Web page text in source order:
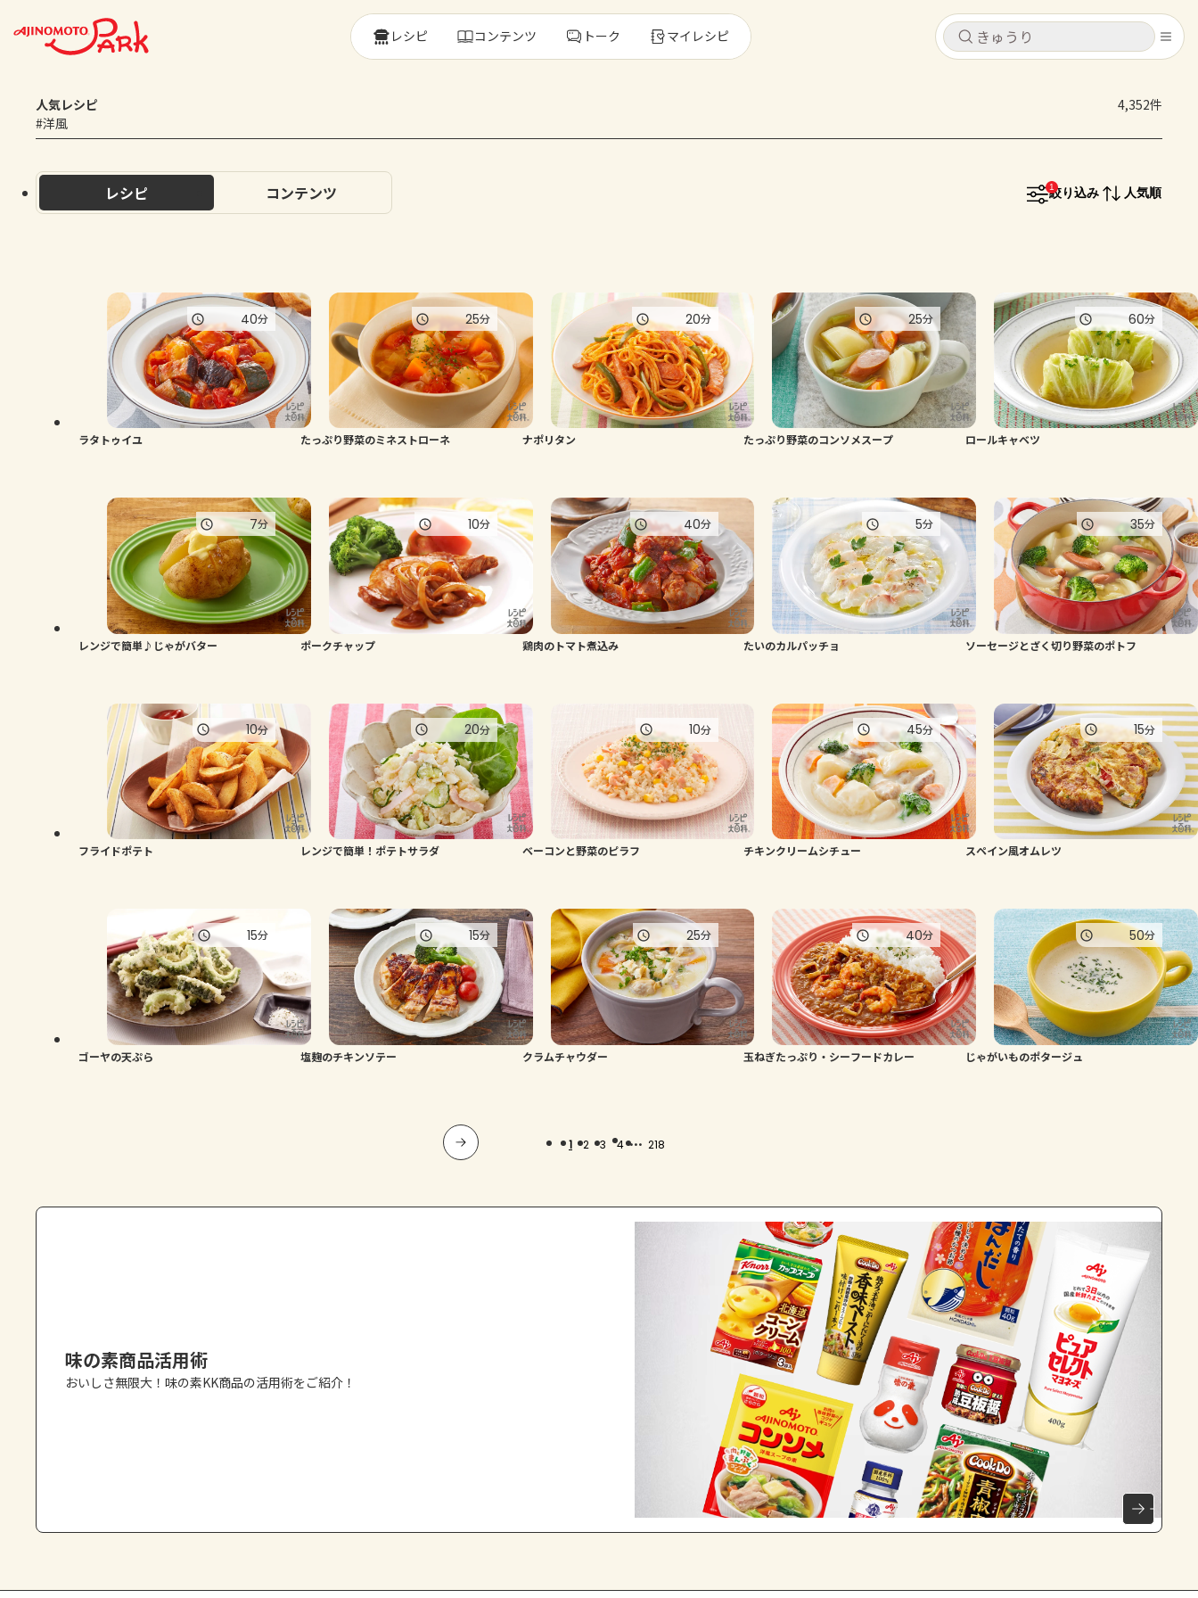
キャンセル
レシピ
トーク
よくあるお問い合わせ
AJINOMOTO PARK とは
キャンセル
レシピ コンテンツ トーク マイレシピ
人気レシピ
4,352件
#洋風
レシピ コンテンツ 1
絞り込み 人気順
ラタトゥイユ
40分
たっぷり野菜のミネストローネ
25分
ナポリタン
20分
たっぷり野菜のコンソメスープ
25分
ロールキャベツ
60分
レンジで簡単♪じゃがバター
7分
ポークチャップ
10分
鶏肉のトマト煮込み
40分
たいのカルパッチョ
5分
ソーセージとざく切り野菜のポトフ
35分
フライドポテト
10分
レンジで簡単！ポテトサラダ
20分
ベーコンと野菜のピラフ
10分
チキンクリームシチュー
45分
スペイン風オムレツ
15分
ゴーヤの天ぷら
15分
塩麹のチキンソテー
15分
クラムチャウダー
25分
玉ねぎたっぷり・シーフードカレー
40分
じゃがいものポタージュ
50分
1 2 3 4 ... 218
味の素商品活用術
おいしさ無限大！味の素KK商品の活用術をご紹介！